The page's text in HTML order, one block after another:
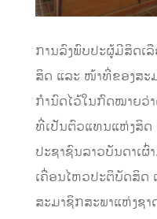
ການລົງພົບປະຜູ້ມີສິດເ
ສິດ ແລະ ໜ້າທີ່ຂອງສະ
ກຳນົດໄວ້ໃນກົດໝາຍວ່
ທີ່ເປັນຕົວແທນແຫ່ງສິດ
ປະຊາຊົນລາວບັນດາເຜົ່
ເຄື່ອນໄຫວປະຕິບັດສິດ
ສະມາຊິກສະພາແຫ່ງຊ